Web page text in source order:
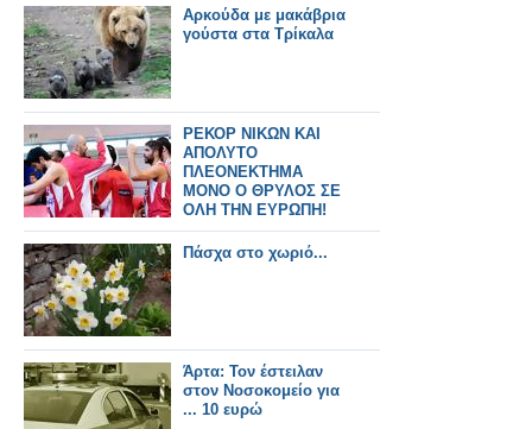
Αρκούδα με μακάβρια
γούστα στα Τρίκαλα
ΡΕΚΟΡ ΝΙΚΩΝ ΚΑΙ
ΑΠΟΛΥΤΟ
ΠΛΕΟΝΕΚΤΗΜΑ
ΜΟΝΟ Ο ΘΡΥΛΟΣ ΣΕ
ΟΛΗ ΤΗΝ ΕΥΡΩΠΗ!
Πάσχα στο χωριό...
Άρτα: Τον έστειλαν
στον Νοσοκομείο για
... 10 ευρώ